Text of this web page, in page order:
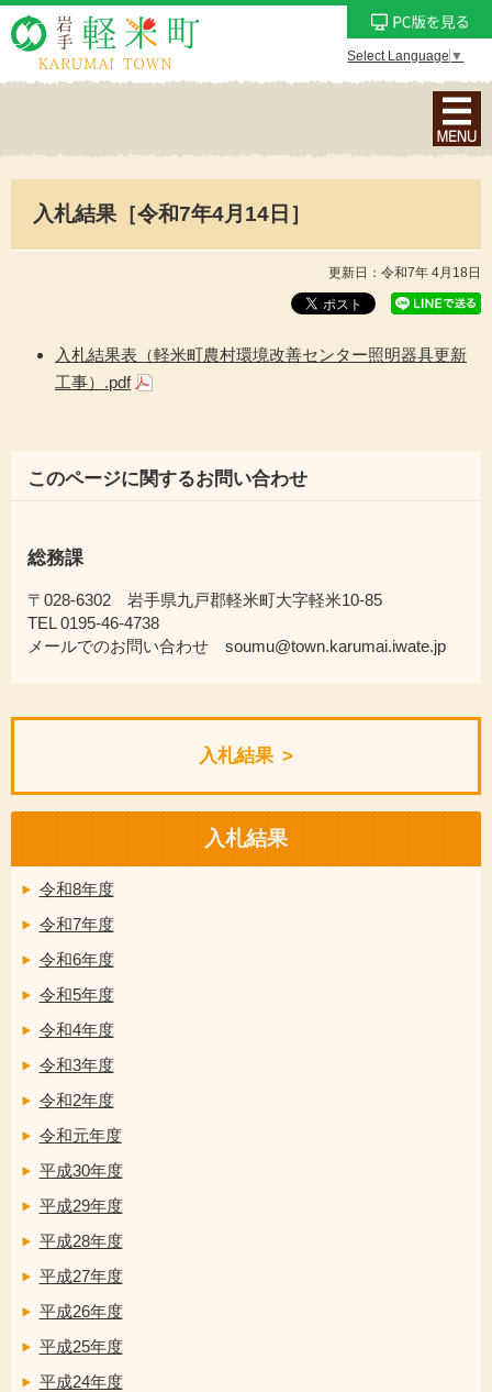
Select Language ▼
ナ
ビ
ン
メ
ュ
入札結果［令和7年4月14日］
更新日：令和7年 4月18日
入札結果表（軽米町農村環境改善センター照明器具更新
工事）.pdf
このページに関するお問い合わせ
総務課
〒028-6302 岩手県九戸郡軽米町大字軽米10-85
TEL 0195-46-4738
メールでのお問い合わせ soumu@town.karumai.iwate.jp
入札結果
入札結果
令和8年度
令和7年度
令和6年度
令和5年度
令和4年度
令和3年度
令和2年度
令和元年度
平成30年度
平成29年度
平成28年度
平成27年度
平成26年度
平成25年度
平成24年度